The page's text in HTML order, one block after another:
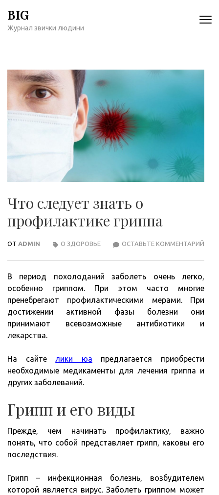
содержимому
BIG
Журнал звички людини
Что следует знать о
профилактике гриппа
ОТ ADMIN ОСТАВЬТЕ КОММЕНТАРИЙ
О ЗДОРОВЬЕ
В период похолоданий заболеть очень легко,
особенно гриппом. При этом часто многие
пренебрегают профилактическими мерами. При
достижении активной фазы болезни они
принимают всевозможные антибиотики и
лекарства.
На сайтелики юа предлагается приобрести
необходимые медикаменты для лечения гриппа и
других заболеваний.
Грипп и его виды
Прежде, чем начинать профилактику, важно
понять, что собой представляет грипп, каковы его
последствия.
Грипп – инфекционная болезнь, возбудителем
которой является вирус. Заболеть гриппом может